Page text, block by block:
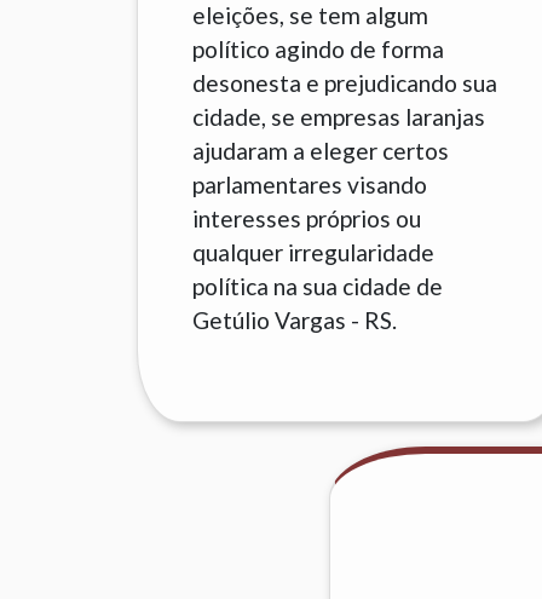
eleições, se tem algum
político agindo de forma
desonesta e prejudicando sua
cidade, se empresas laranjas
ajudaram a eleger certos
parlamentares visando
interesses próprios ou
qualquer irregularidade
política na sua cidade de
Getúlio Vargas - RS.